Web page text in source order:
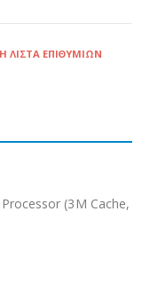
ΛΊΣΤΑ ΕΠΙΘΥΜΙΏΝ
(3M Cache,